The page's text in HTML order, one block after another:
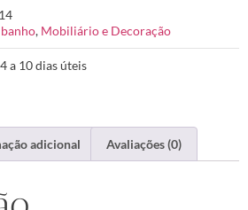
, Mobiliário e Decoração
a 10 dias úteis
adicional Avaliações (0)